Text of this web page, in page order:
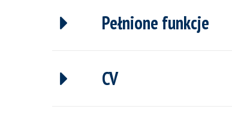
Pełnione funkcje
CV